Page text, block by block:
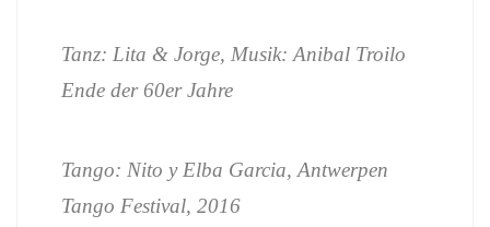
Tanz: Lita & Jorge, Musik: Anibal Troilo
Ende der 60er Jahre
Tango: Nito y Elba Garcia, Antwerpen
Tango Festival, 2016